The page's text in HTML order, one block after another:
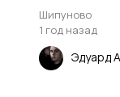
Шипуново
1 год назад
Эдуард